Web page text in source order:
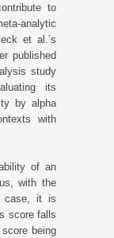
to
analytic
et al.’s
published
study
its
by alpha
with
of an
with the
case, it is
score falls
being